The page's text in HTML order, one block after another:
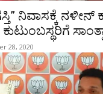
ನಿವಾಸಕ್ಕೆ ನಳೀನ್
28, 2020